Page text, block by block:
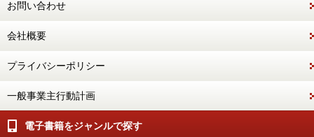
お問い合わせ
会社概要
プライバシーポリシー
一般事業主行動計画
電子書籍をジャンルで探す